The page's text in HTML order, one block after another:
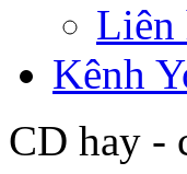
Liên
Kênh
CD hay -